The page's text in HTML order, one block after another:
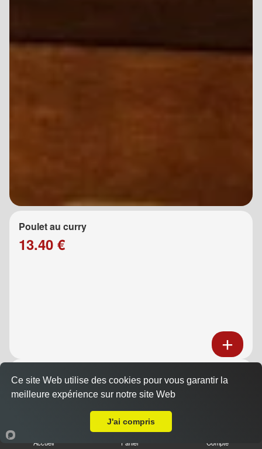
Poulet au curry
13.40 €
Poulet au caramel
13.40 €
Accueil Panier Compte
Ce site Web utilise des cookies pour vous garantir la
meilleure expérience sur notre site Web
J'ai compris